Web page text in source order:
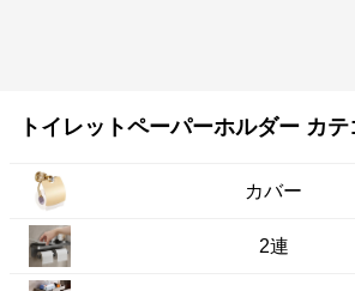
トイレットペーパーホルダー カ
カバー
2連